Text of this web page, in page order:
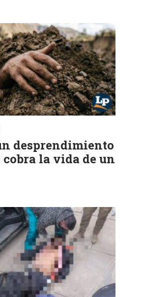
desprendimiento
la vida de un